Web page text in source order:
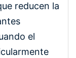
reducen la
el